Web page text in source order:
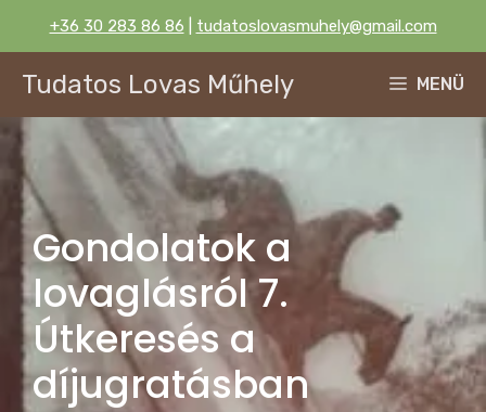
tartalomba
+36 30 283 86 86 tudatoslovasmuhely@gmail.com
Tudatos Lovas Műhely MENÜ
Gondolatok a
lovaglásról 7.
Útkeresés a
díjugratásban